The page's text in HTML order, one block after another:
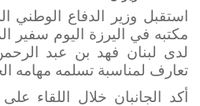
استقبل وزير الدفاع
مكتبه في اليرزة اليوم سفير
لدى لبنان فهد بن عبد
تعارف لمناسبة تسلمه مهامه
أكد الجانبان خلال اللقاء